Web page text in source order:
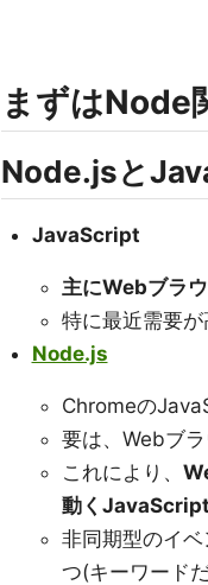
まずはNode
Node.jsと
JavaScript
主にWebブラ
特に最近需要が
Node.js
Chromeの
要は、Webブ
これにより、
動くJavaScript
非同期型のイ
つ(キーワード